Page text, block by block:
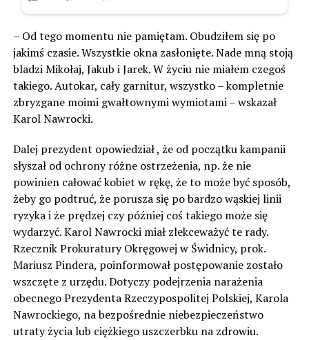
– Od tego momentu nie pamiętam. Obudziłem się po
jakimś czasie. Wszystkie okna zasłonięte. Nade mną stoją
bladzi Mikołaj, Jakub i Jarek. W życiu nie miałem czegoś
takiego. Autokar, cały garnitur, wszystko – kompletnie
zbryzgane moimi gwałtownymi wymiotami – wskazał
Karol Nawrocki.
Dalej prezydent opowiedział , że od początku kampanii
słyszał od ochrony różne ostrzeżenia, np. że nie
powinien całować kobiet w rękę, że to może być sposób,
żeby go podtruć, że porusza się po bardzo wąskiej linii
ryzyka i że prędzej czy później coś takiego może się
wydarzyć. Karol Nawrocki miał zlekceważyć te rady.
Rzecznik Prokuratury Okręgowej w Świdnicy, prok.
Mariusz Pindera, poinformował postępowanie zostało
wszczęte z urzędu. Dotyczy podejrzenia narażenia
obecnego Prezydenta Rzeczypospolitej Polskiej, Karola
Nawrockiego, na bezpośrednie niebezpieczeństwo
utraty życia lub ciężkiego uszczerbku na zdrowiu.